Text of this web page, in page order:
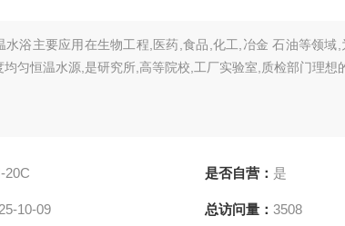
水浴主要应用在生物工程,医药,食品,化工,冶金 石油等领域,
匀恒温水源,是研究所,高等院校,工厂实验室,质检部门理想
20C 是否自营： 是
10-09 总访问量： 3508